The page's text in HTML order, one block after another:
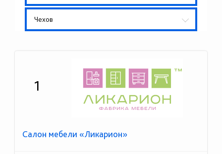
Чехов
1
Салон мебели «Ликарион»